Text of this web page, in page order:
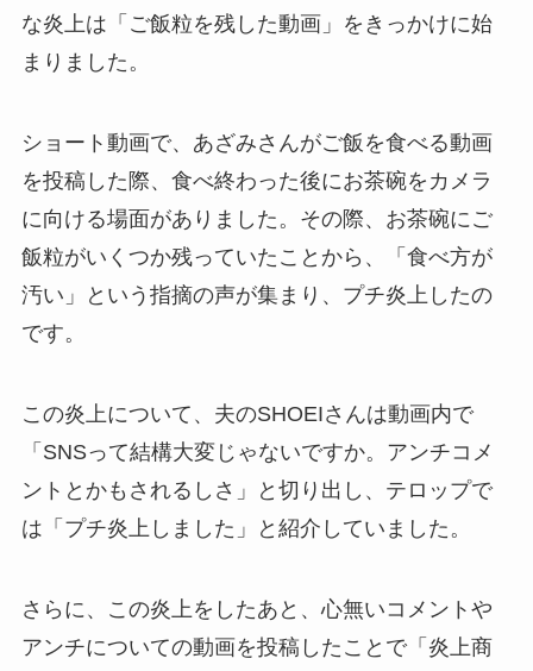
な炎上は「ご飯粒を残した動画」をきっかけに始
まりました。
ショート動画で、あざみさんがご飯を食べる動画
を投稿した際、食べ終わった後にお茶碗をカメラ
に向ける場面がありました。その際、お茶碗にご
飯粒がいくつか残っていたことから、「食べ方が
汚い」という指摘の声が集まり、プチ炎上したの
です。
この炎上について、夫のSHOEIさんは動画内で
「SNSって結構大変じゃないですか。アンチコメ
ントとかもされるしさ」と切り出し、テロップで
は「プチ炎上しました」と紹介していました。
さらに、この炎上をしたあと、心無いコメントや
アンチについての動画を投稿したことで「炎上商